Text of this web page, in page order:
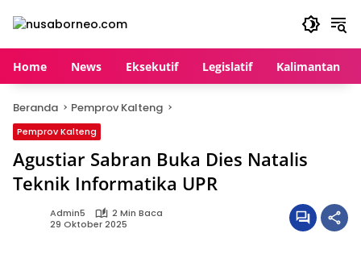
Home News Eksekutif Legislatif Kalimantan
Beranda Pemprov Kalteng
Pemprov Kalteng
Agustiar Sabran Buka Dies Natalis
Teknik Informatika UPR
Admin5
2 Min Baca
29 Oktober 2025